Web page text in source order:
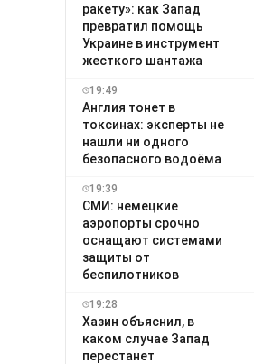
ракету»: как Запад
превратил помощь
Украине в инструмент
жесткого шантажа
19:49
Англия тонет в
токсинах: эксперты не
нашли ни одного
безопасного водоёма
19:39
СМИ: немецкие
аэропорты срочно
оснащают системами
защиты от
беспилотников
19:28
Хазин объяснил, в
каком случае Запад
перестанет